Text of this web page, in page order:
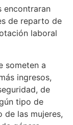
encontraran
de reparto de
laboral
someten a
ingresos,
de
tipo de
de las mujeres,